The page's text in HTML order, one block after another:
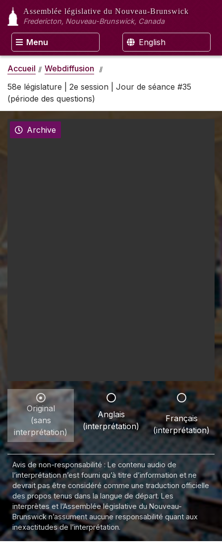
Assemblée législative du Nouveau-Brunswick
Fredericton, Nouveau-Brunswick, Canada
Menu English
Accueil
Webdiffusion
58e législature | 2e session | Jour de séance #35
(période des questions)
Archive
Original
(sans
interprétation)
Anglais
(interprétation)
Français
(interprétation)
Avis de non-responsabilité : Le contenu audio de
l’interprétation n’est fourni qu’à titre d’information et ne
devrait pas être considéré comme une traduction officielle
des propos tenus dans la langue de départ. Les
interprètes et l’Assemblée législative du Nouveau-
Brunswick n’assument aucune responsabilité quant aux
inexactitudes de l’interprétation.